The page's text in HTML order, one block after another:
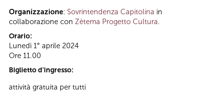
Organizzazione: Sovrintendenza Capitolina in
collaborazione con Zètema Progetto Cultura.
Orario:
Lunedì 1° aprile 2024
Ore 11.00
Biglietto d'ingresso:
attività gratuita per tutti